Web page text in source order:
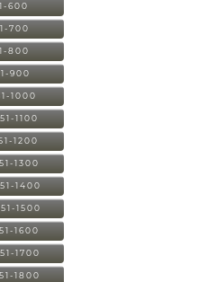
600
700
800
900
1000
1100
1200
1300
1400
1500
1600
1700
1800